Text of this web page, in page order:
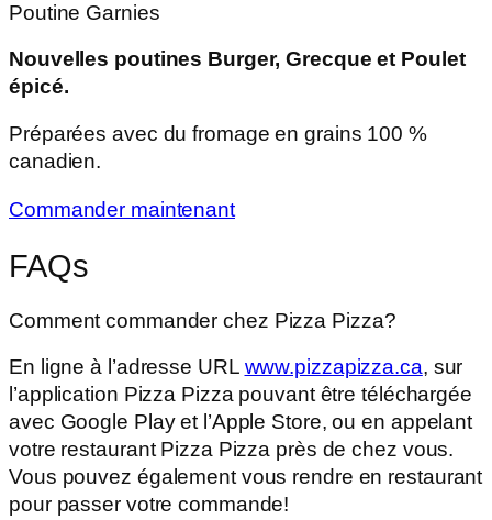
Poutine Garnies
Nouvelles poutines Burger, Grecque et Poulet
épicé.
Préparées avec du fromage en grains 100 %
canadien.
Commander maintenant
FAQs
Comment commander chez Pizza Pizza?
En ligne à l’adresse URL www.pizzapizza.ca, sur
l’application Pizza Pizza pouvant être téléchargée
avec Google Play et l’Apple Store, ou en appelant
votre restaurant Pizza Pizza près de chez vous.
Vous pouvez également vous rendre en restaurant
pour passer votre commande!